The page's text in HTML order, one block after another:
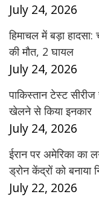
July 24, 2026
हिमाचल में बड़ा हादसा:
की मौत, 2 घायल
July 24, 2026
पाकिस्तान टेस्ट
खेलने से किया इनकार
July 24, 2026
ईरान पर अमेरिका का
ड्रोन केंद्रों को बनाया
July 22, 2026